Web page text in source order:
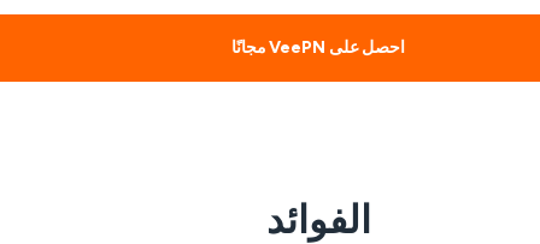
احصل على VeePN مجانًا
الفوائد